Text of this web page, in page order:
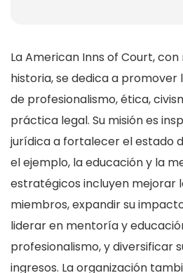
La American Inns of Court,
historia, se dedica a promover
de profesionalismo, ética,
práctica legal. Su misión es
jurídica a fortalecer el estado
el ejemplo, la educación y la
estratégicos incluyen mejorar
miembros, expandir su
liderar en mentoría y
profesionalismo, y diversificar
ingresos. La organización